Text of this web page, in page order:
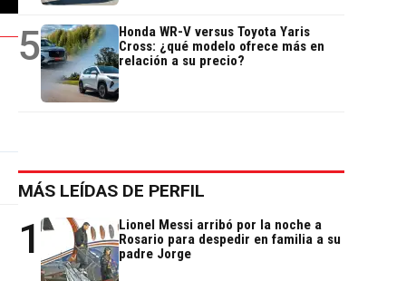
5
Honda WR-V versus Toyota Yaris
Cross: ¿qué modelo ofrece más en
relación a su precio?
MÁS LEÍDAS DE PERFIL
1
Lionel Messi arribó por la noche a
Rosario para despedir en familia a su
padre Jorge